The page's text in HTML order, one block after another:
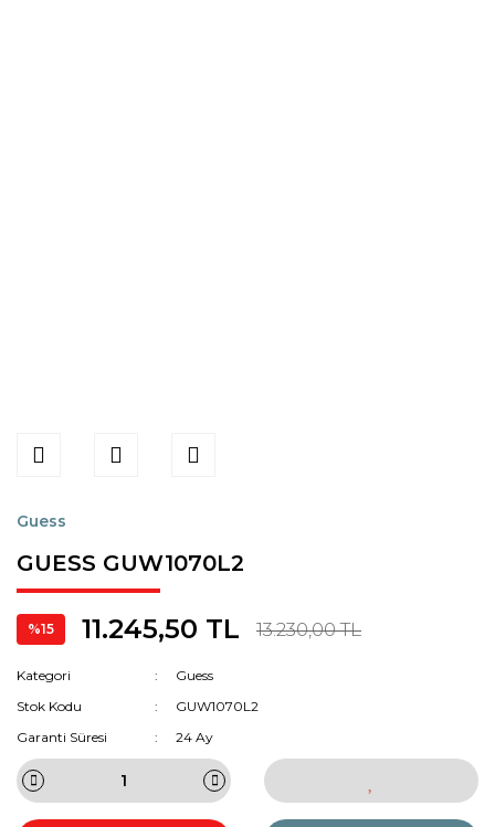
Guess
GUESS GUW1070L2
%15 11.245,50 TL 13.230,00 TL
Kategori
Guess
Stok Kodu
GUW1070L2
Garanti Süresi
24 Ay